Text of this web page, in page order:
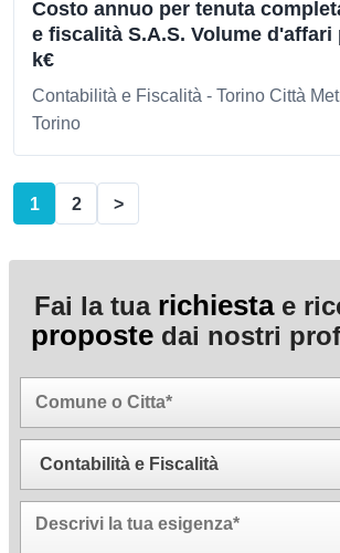
Costo annuo per tenuta
e fiscalità S.A.S. Volume d'affari
k€
Contabilità e Fiscalità - Torino Città
Torino
1 2 >
Fai la tua richiestae
proposte dai nostri